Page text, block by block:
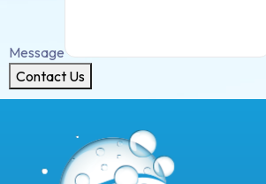
Message
Contact Us